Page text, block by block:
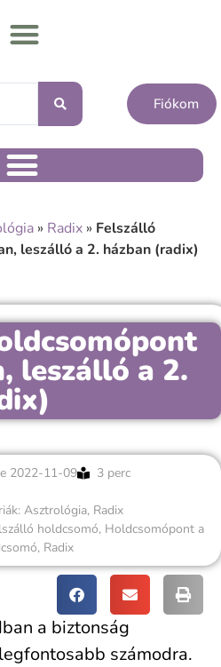
Fiókom
» Radix » Felszálló
leszálló a 2. házban (radix)
leszálló a 2.
2022-11-09
3 perc
Asztrológia, Radix
holdcsomó, Holdcsomópont a
, Radix
a biztonság
számodra.